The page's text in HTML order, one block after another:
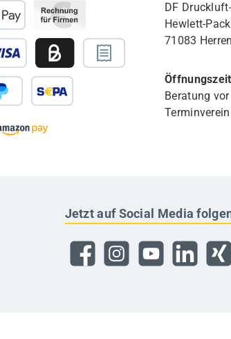
DF
Hewlett-
71083
Beratung
Jetzt auf Social Media
FacebookInstagramYouTubeLinkedInXing